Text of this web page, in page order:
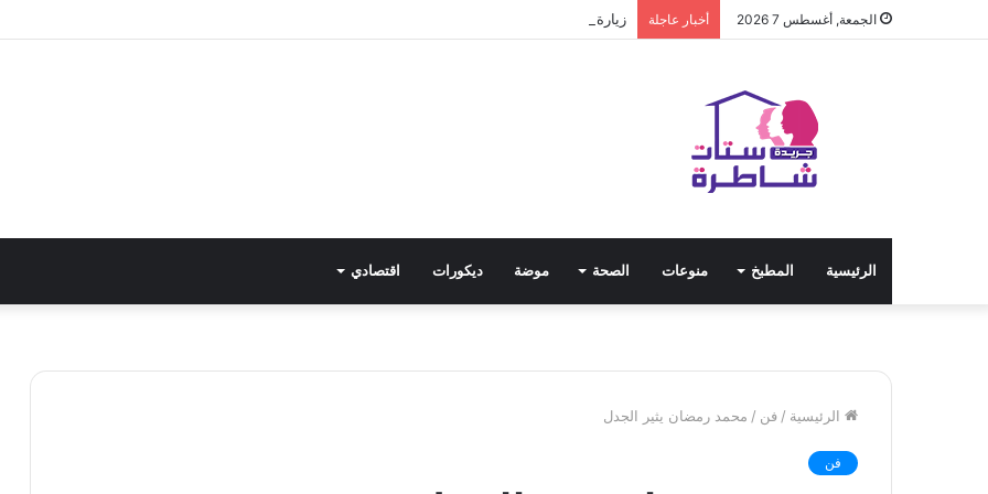
الجمعة, أغسطس 7 2026 أخبار عاجلة زيارة ومباحثات أخوية.. الرئيس السيسي يستقبل عاهل البحرين في مطار العلمين الدولي
الرئيسية المطبخ منوعات الصحة موضة ديكورات اقتصادي
الرئيسية / فن / محمد رمضان يثير الجدل
فن